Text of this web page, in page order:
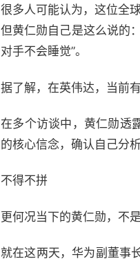
很多人可能认为，这位全
但黄仁勋自己是这么说的
对手不会睡觉”。
据了解，在英伟达，当前
在多个访谈中，黄仁勋透
的核心信念，确认自己分
不得不拼
更何况当下的黄仁勋，不
就在这两天，华为副董事